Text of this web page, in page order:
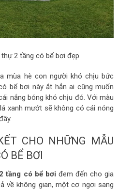
2 tầng có bể bơi đẹp
mùa hè con người khó chịu bức
bể bơi này ắt hẳn ai cũng muốn
nắng bóng khó chịu đó. Với màu
xanh mướt sẽ không có cái nóng
CHO NHỮNG MẪU
BỂ BƠI
tầng có bể bơi đem đến cho gia
về không gian, một cơ ngơi sang